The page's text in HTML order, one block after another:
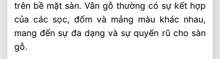
trên bề mặt sàn. Vân gỗ thường có sự kết hợp
của các sọc, đốm và mảng màu khác nhau,
mang đến sự đa dạng và sự quyến rũ cho sàn
gỗ.